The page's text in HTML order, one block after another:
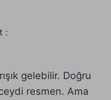
:
gelebilir. Doğru
resmen. Ama